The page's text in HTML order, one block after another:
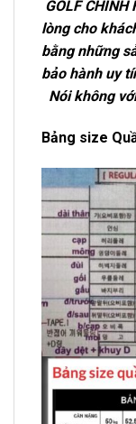
GOLF
lòng cho
bằng những
bảo hành uy
Nói không
Bảng size